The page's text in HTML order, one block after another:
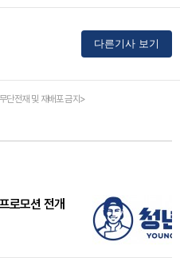
다른기사 보기
단전재 및 재배포 금지>
로모션 전개